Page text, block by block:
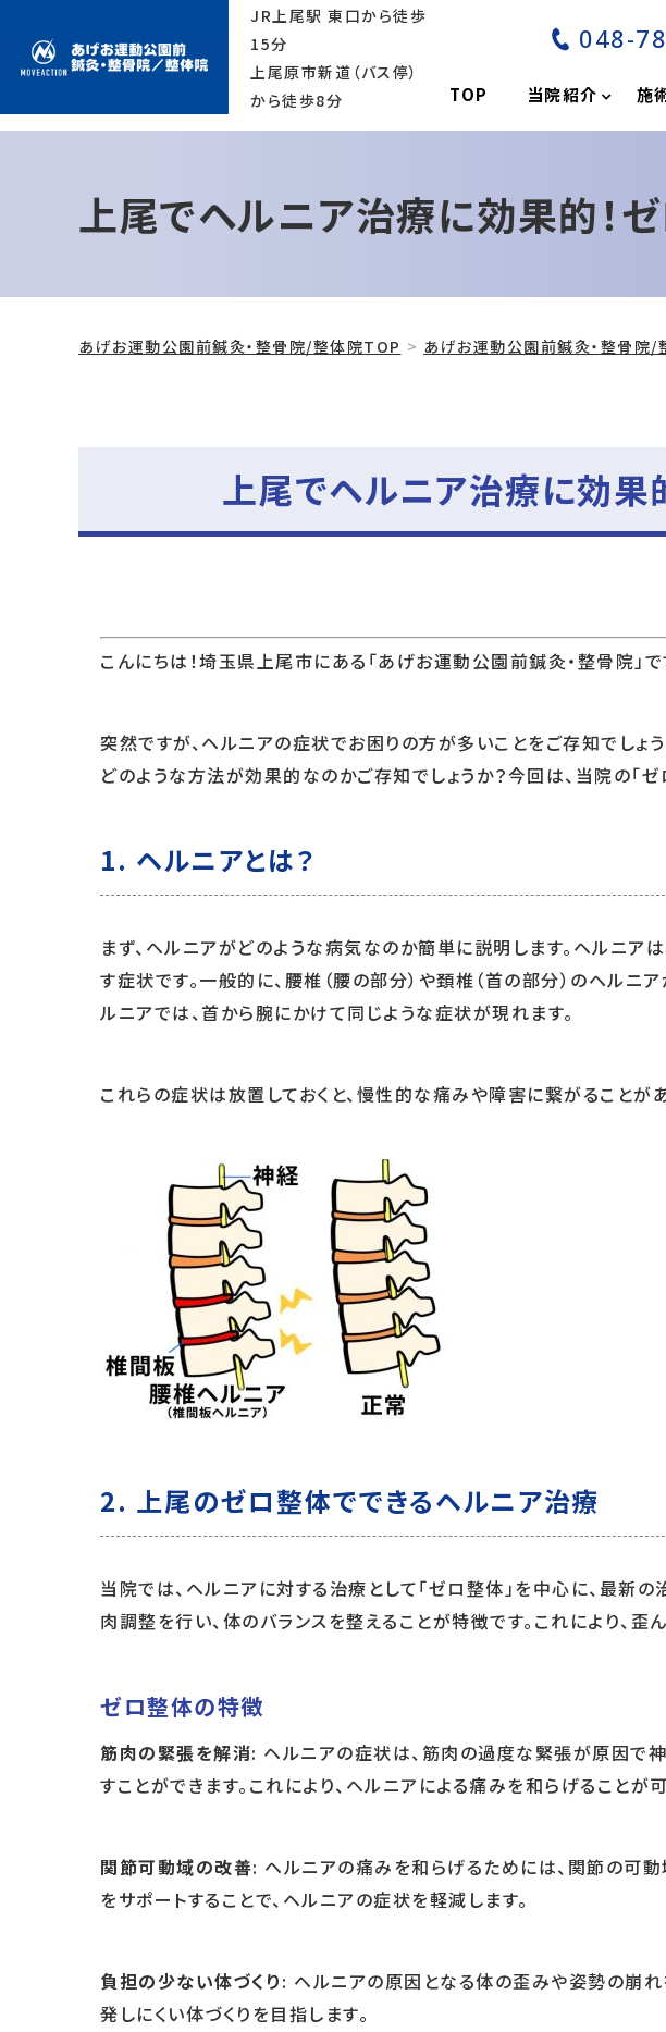
JR上尾駅 東口から徒歩
15分
上尾原市新道（バス停）
から徒歩8分
048-
TOP 当院紹介 施
上尾でヘルニア治療に効果的！
あげお運動公園前鍼灸・整骨院/整体院TOP あげお運動公園前鍼灸・整骨院/
上尾でヘルニア治療に効果
こんにちは！埼玉県上尾市にある「あげお運動公園前鍼灸・整骨院」で
突然ですが、ヘルニアの症状でお困りの方が多いことをご存知でしょ
どのような方法が効果的なのかご存知でしょうか？今回は、当院の「
1. ヘルニアとは？
まず、ヘルニアがどのような病気なのか簡単に説明します。ヘルニ
す症状です。一般的に、腰椎（腰の部分）や頚椎（首の部分）のヘル
ルニアでは、首から腕にかけて同じような症状が現れます。
これらの症状は放置しておくと、慢性的な痛みや障害に繋がることが
2. 上尾のゼロ整体でできるヘルニア治療
当院では、ヘルニアに対する治療として「ゼロ整体」を中心に、最
肉調整を行い、体のバランスを整えることが特徴です。これにより、
ゼロ整体の特徴
筋肉の緊張を解消: ヘルニアの症状は、筋肉の過度な緊張が原因で
すことができます。これにより、ヘルニアによる痛みを和らげることが可
関節可動域の改善: ヘルニアの痛みを和らげるためには、関節の可
をサポートすることで、ヘルニアの症状を軽減します。
負担の少ない体づくり: ヘルニアの原因となる体の歪みや姿勢の崩れ
発しにくい体づくりを目指します。